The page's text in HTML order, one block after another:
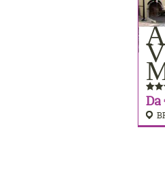
Da